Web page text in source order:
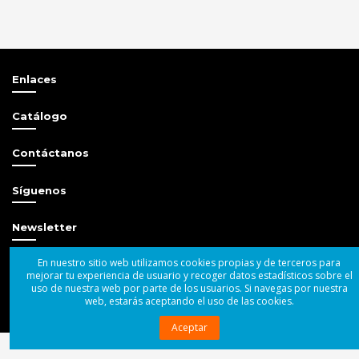
Enlaces
Catálogo
Contáctanos
Síguenos
Newsletter
© 2004 - 2025 Superbass Audio SL
En nuestro sitio web utilizamos cookies propias y de terceros para
mejorar tu experiencia de usuario y recoger datos estadísticos sobre el
uso de nuestra web por parte de los usuarios. Si navegas por nuestra
web, estarás aceptando el uso de las cookies.
Aceptar